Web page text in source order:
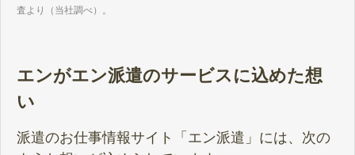
査より（当社調べ）。
エンがエン派遣のサービスに込めた想
い
派遣のお仕事情報サイト「エン派遣」には、次の